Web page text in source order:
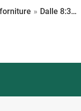
» Dalle 8:30 alle 16:00 di martedì 18 è interrotta la fonitura idrica in via E. Ponente (dal civ. 92 al civ. 116 e ai civ. 157, 183,195,197,199), in via del Giacinto (dal civ. 1 al civ.28) e in via Pinturicchio (dal civ. 4 al civ. 14) per effettuare dei collegamenti nelle reti interrate